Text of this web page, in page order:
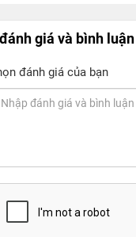
giá và bình luận
đánh giá của bạn